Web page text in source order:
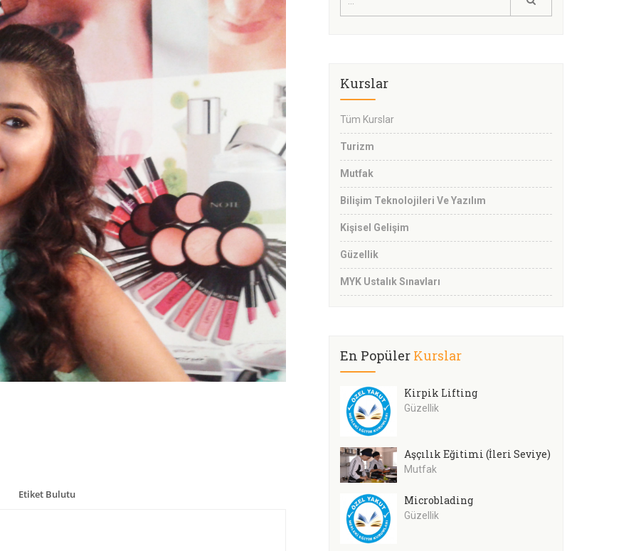
Etiket Bulutu
Kurslar
Tüm Kurslar
Turizm
Mutfak
Bilişim Teknolojileri Ve Yazılım
Kişisel Gelişim
Güzellik
MYK Ustalık Sınavları
En Popüler Kurslar
Kirpik Lifting
Güzellik
Aşçılık Eğitimi (İleri Seviye)
Mutfak
Microblading
Güzellik